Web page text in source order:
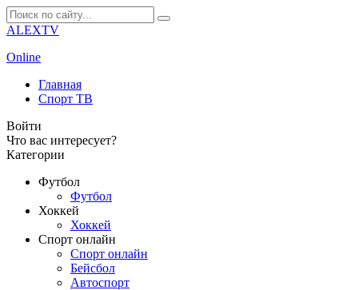
ALEXTV
Online
Главная
Спорт ТВ
Войти
Что вас интересует?
Категории
Футбол
Футбол
Хоккей
Хоккей
Спорт онлайн
Спорт онлайн
Бейсбол
Автоспорт